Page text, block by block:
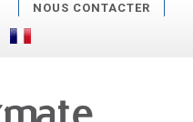
NOUS CONTACTER